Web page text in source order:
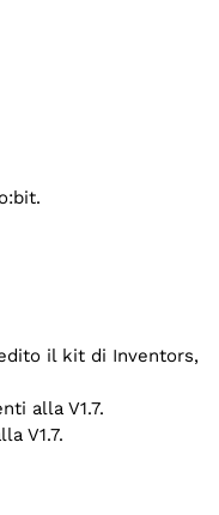
il kit di Inventors,
alla V1.7.
V1.7.